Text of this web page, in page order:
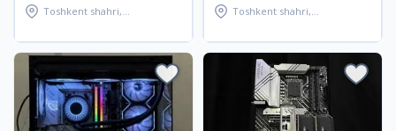
Toshkent shahri,
Toshkent shahri,